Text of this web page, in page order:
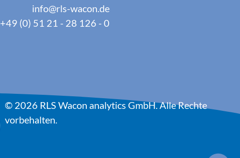
info@rls-wacon.de
+49 (0) 51 21 - 28 126 - 0
© 2026 RLS Wacon analytics GmbH. Alle Rechte
vorbehalten.